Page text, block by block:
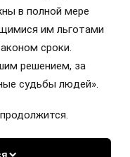
в полной мере
им льготами
сроки.
решением, за
судьбы людей».